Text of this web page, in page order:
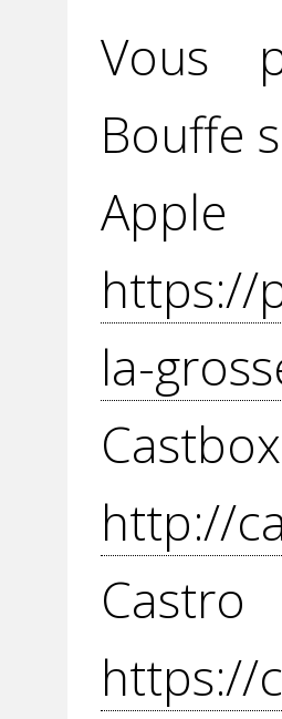
Vous
Bouffe
https://
la-
http://
https://